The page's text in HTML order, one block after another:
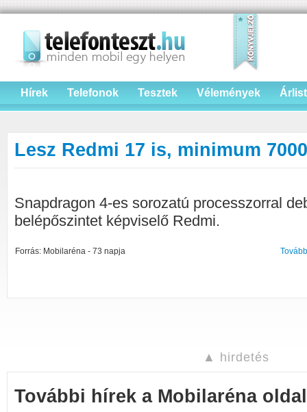
Hírek Telefonok Tesztek Vélemények
Lesz Redmi 17 is, minimum
Snapdragon 4-es sorozatú processzorral
belépőszintet képviselő Redmi.
Forrás: Mobilaréna - 73 napja
▲ hirdetés
További hírek a Mobilaréna